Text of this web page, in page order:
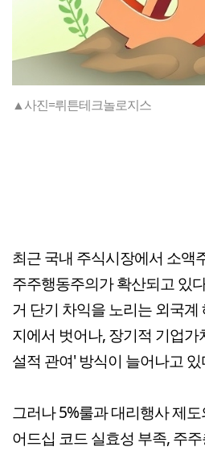
▲사진=뤼튼테크놀로지스
최근 국내 주식시장에서 소액
주주행동주의가 확산되고 있
거 단기 차익을 노리는 외국
지에서 벗어나, 장기적 기업가
설적 관여' 방식이 늘어나고 있
그러나 5%룰과 대리행사 제
어드십 코드 실효성 부족, 주